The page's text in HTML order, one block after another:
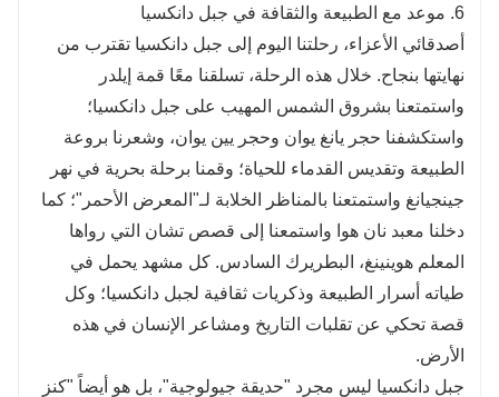
6. موعد مع الطبيعة والثقافة في جبل دانكسيا
أصدقائي الأعزاء، رحلتنا اليوم إلى جبل دانكسيا تقترب من
نهايتها بنجاح. خلال هذه الرحلة، تسلقنا معًا قمة إيلدر
واستمتعنا بشروق الشمس المهيب على جبل دانكسيا؛
واستكشفنا حجر يانغ يوان وحجر يين يوان، وشعرنا بروعة
الطبيعة وتقديس القدماء للحياة؛ وقمنا برحلة بحرية في نهر
جينجيانغ واستمتعنا بالمناظر الخلابة لـ"المعرض الأحمر"؛ كما
دخلنا معبد نان هوا واستمعنا إلى قصص تشان التي رواها
المعلم هوينينغ، البطريرك السادس. كل مشهد يحمل في
طياته أسرار الطبيعة وذكريات ثقافية لجبل دانكسيا؛ وكل
قصة تحكي عن تقلبات التاريخ ومشاعر الإنسان في هذه
الأرض.
جبل دانكسيا ليس مجرد "حديقة جيولوجية"، بل هو أيضاً "كنز